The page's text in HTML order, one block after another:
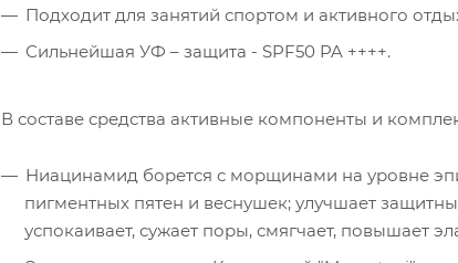
Подходит для занятий спортом и активного
Сильнейшая УФ – защита - SPF50 PA ++++.
В составе средства активные компоненты и
Ниацинамид борется с морщинами на уровне
пигментных пятен и веснушек; улучшает
успокаивает, сужает поры, смягчает, повышает